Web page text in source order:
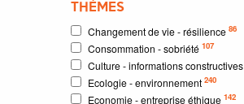
THÈMES
Changement de vie - résilience 86
Consommation - sobriété 107
Culture - informations constructives
Ecologie - environnement 240
Economie - entreprise éthique 142